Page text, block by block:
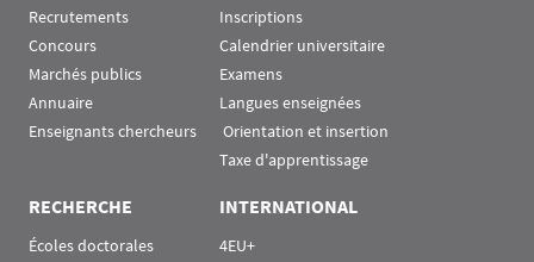
Recrutements
Concours
Marchés publics
Annuaire
Enseignants chercheurs
Inscriptions
Calendrier universitaire
Examens
Langues enseignées
Orientation et insertion
Taxe d'apprentissage
RECHERCHE
Écoles doctorales
INTERNATIONAL
4EU+